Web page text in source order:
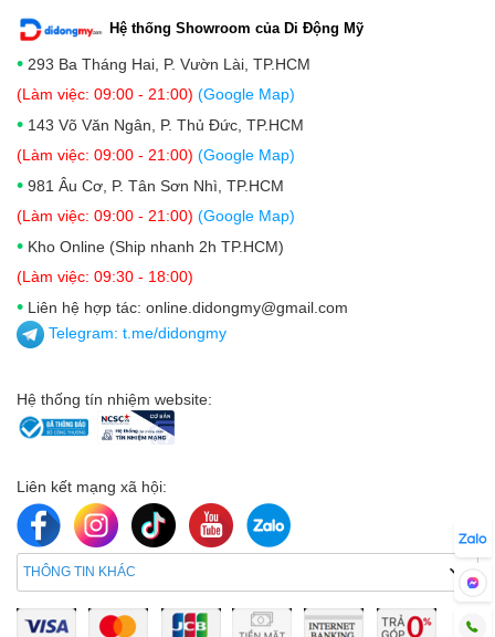
Smart ISO Pro, xử lý dải sáng thông minh, chế độ
chân dung, và quay video 4K cũng giúp người dùng
dễ dàng sáng tạo với nhiều phong cách ảnh khác
nhau mà không cần hậu kỳ quá nhiều.
Hiệu năng: Mượt mà với Dimensity 7300-Ultra
Redmi Note 14 Pro 5G 512GB chạy trên vi xử lý
MediaTek Dimensity 7300-Ultra – dòng chip mới mang
lại sự cân bằng giữa hiệu năng và tiết kiệm pin. Với
điểm số hơn 672.000 trên AnTuTu, máy đủ sức chiến
các tựa game phổ biến như Liên Quân, PUBG Mobile
livestream... mà không bị giật lag.
Hệ thống Showroom của Di Động Mỹ
• 293 Ba Tháng Hai, P. Vườn Lài, TP.HCM
(Làm việc: 09:00 - 21:00) (Google Map)
• 143 Võ Văn Ngân, P. Thủ Đức, TP.HCM
(Làm việc: 09:00 - 21:00) (Google Map)
• 981 Âu Cơ, P. Tân Sơn Nhì, TP.HCM
(Làm việc: 09:00 - 21:00) (Google Map)
• Kho Online (Ship nhanh 2h TP.HCM)
(Làm việc: 09:30 - 18:00)
• Liên hệ hợp tác: online.didongmy@gmail.com
Telegram: t.me/didongmy
Hệ thống tín nhiệm website:
Liên kết mạng xã hội:
THÔNG TIN KHÁC